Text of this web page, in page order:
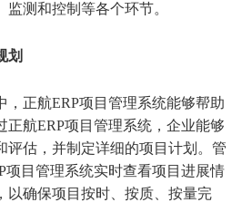
测和控制等各个环节。
划
，正航ERP项目管理系统能够帮助
正航ERP项目管理系统，企业能够
评估，并制定详细的项目计划。管
项目管理系统实时查看项目进展情
以确保项目按时、按质、按量完